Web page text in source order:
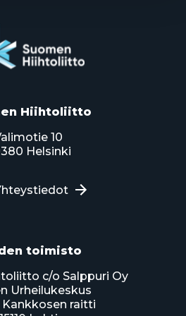
Hiihtoliitto
10
Helsinki
toimisto
c/o Salppuri Oy
Urheilukeskus
raitti